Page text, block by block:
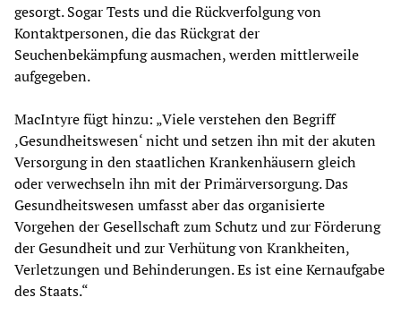
gesorgt. Sogar Tests und die Rückverfolgung von
Kontaktpersonen, die das Rückgrat der
Seuchenbekämpfung ausmachen, werden mittlerweile
aufgegeben.
MacIntyre fügt hinzu: „Viele verstehen den Begriff
‚Gesundheitswesen‘ nicht und setzen ihn mit der akuten
Versorgung in den staatlichen Krankenhäusern gleich
oder verwechseln ihn mit der Primärversorgung. Das
Gesundheitswesen umfasst aber das organisierte
Vorgehen der Gesellschaft zum Schutz und zur Förderung
der Gesundheit und zur Verhütung von Krankheiten,
Verletzungen und Behinderungen. Es ist eine Kernaufgabe
des Staats.“